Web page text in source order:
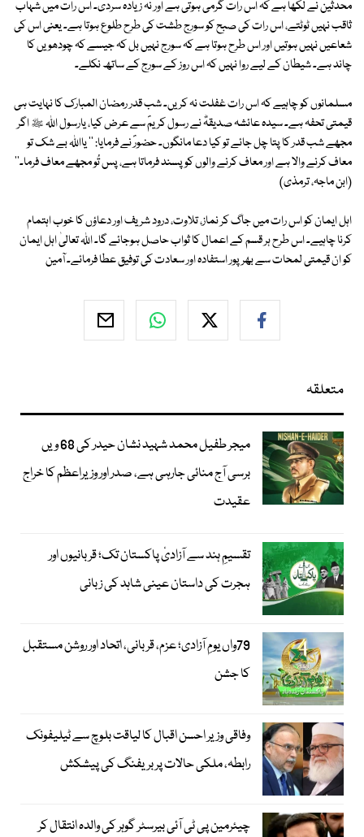
محدثین نے لکھا ہے کہ اس رات گرمی ہوتی ہے اور نہ زیادہ سردی۔ اس رات میں شہاب
ثاقب نہیں ٹوٹتے، اس رات کی صبح کو سورج طشت کی طرح طلوع ہوتا ہے۔ یعنی اس کی
شعاعیں نہیں ہوتیں اور اس طرح ہوتا ہے کہ سورج نہیں بل کہ جیسے کہ چودھویں کا
چاند ہے۔ شیطان کے لیے روا نہیں کہ اس روز کے سورج کے ساتھ نکلے۔
مسلمانوں کو چاہیے کہ اس رات غفلت نہ کریں۔ شب قدر رمضان المبارک کا نہایت ہی
قیمتی تحفہ ہے۔ سیدہ عائشہ صدیقہؓ نے رسول کریمؐ سے عرض کیا، یارسول اللہ ﷺ اگر
مجھے شب قدر کا پتا چل جائے تو کیا دعا مانگوں۔ حضورؐ نے فرمایا: '' یااللہ بے شک تو
معاف کرنے والا ہے اور معاف کرنے والوں کو پسند فرماتا ہے، پس تُو مجھے معاف فرما۔''
(ابن ماجہ، ترمذی)
اہل ایمان کو اس رات میں جاگ کر نماز، تلاوت، درود شریف اور دعاؤں کا خوب اہتمام
کرنا چاہیے۔ اس طرح ہر قسم کے اعمال کا ثواب حاصل ہوجائے گا۔ اللہ تعالیٰ اہل ایمان
کو ان قیمتی لمحات سے بھرپور استفادہ اور سعادت کی توفیق عطا فرمائے۔ آمین
متعلقہ
میجر طفیل محمد شہید نشان حیدر کی 68 ویں
برسی آج منائی جارہی ہے، صدر اور وزیراعظم کا خراج
عقیدت
تقسیمِ ہند سے آزادیٔ پاکستان تک؛ قربانیوں اور
ہجرت کی داستان عینی شاہد کی زبانی
79واں یومِ آزادی؛ عزم، قربانی، اتحاد اور روشن مستقبل
کا جشن
وفاقی وزیر احسن اقبال کا لیاقت بلوچ سے ٹیلیفونک
رابطہ، ملکی حالات پر بریفنگ کی پیشکش
چیئرمین پی ٹی آئی بیرسٹر گوہر کی والدہ انتقال کر